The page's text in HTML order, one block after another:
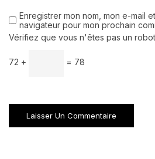
Enregistrer mon nom, mon e-mail
navigateur pour mon prochain
Vérifiez que vous n'êtes pas un
72 + = 78